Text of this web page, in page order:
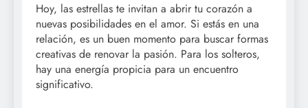
Hoy, las estrellas te invitan a abrir tu corazón a
nuevas posibilidades en el amor. Si estás en una
relación, es un buen momento para buscar formas
creativas de renovar la pasión. Para los solteros,
hay una energía propicia para un encuentro
significativo.